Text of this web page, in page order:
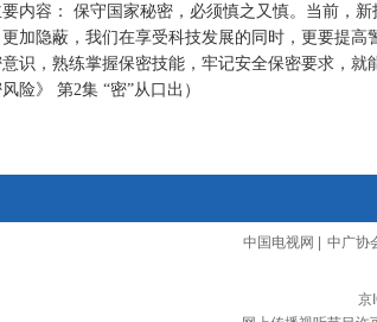
内容： 保守国家秘密，必须慎之又慎。当前，
加隐蔽，我们在享受科技发展的同时，更要提
识，熟练掌握保密技能，牢记安全保密要求，
险》 第2集 “密”从口出）
中国电视网 中广协
京